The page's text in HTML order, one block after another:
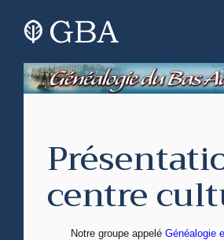
centre
Notre groupe appelé Généalogie